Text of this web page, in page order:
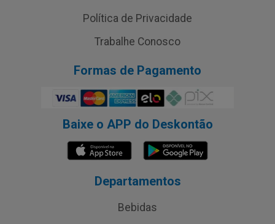
Política de Privacidade
Trabalhe Conosco
Formas de Pagamento
Baixe o APP do Deskontão
Departamentos
Bebidas